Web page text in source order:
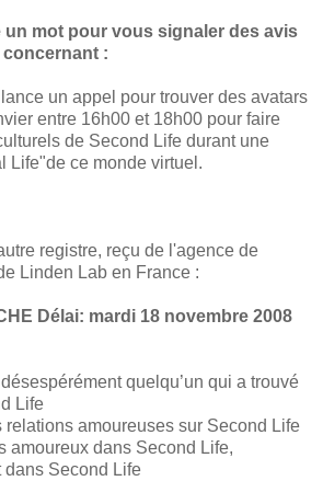
un mot pour vous signaler des avis
:
un appel pour trouver des avatars
entre 16h00 et 18h00 pour faire
de Second Life durant une
Life"de ce monde virtuel.
registre, reçu de l'agence de
Linden Lab en France :
Délai: mardi 18 novembre 2008
quelqu’un qui a trouvé
Life
relations amoureuses sur Second Life
amoureux dans Second Life,
dans Second Life